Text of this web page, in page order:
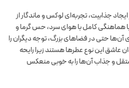
جذابیت، تجربه‌ای لوکس و ماندگار از
با هماهنگی کامل با هوای سرد، حس گرما و
حتی در فضاهای بزرگ، توجه دیگران را
عاشق این نوع عطرها هستند زیرا رایحه
و جذاب آن‌ها را به خوبی منعکس